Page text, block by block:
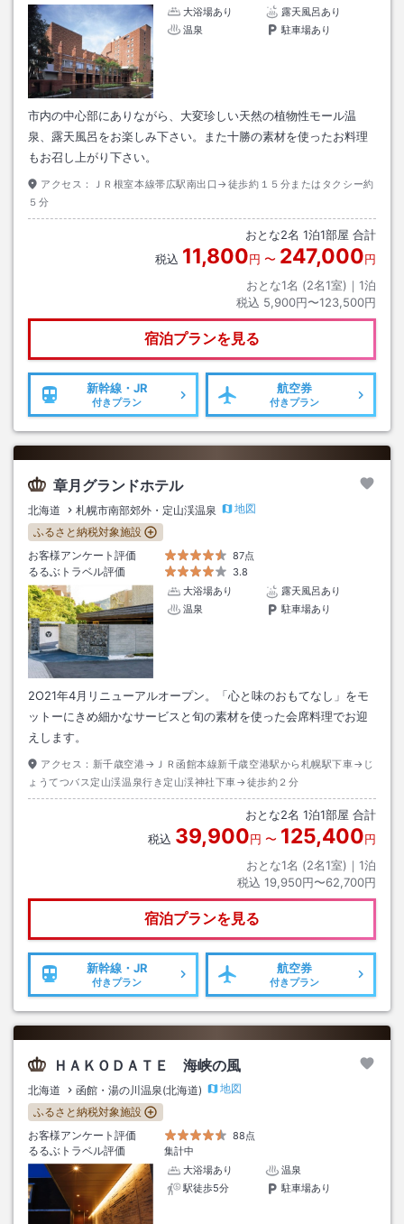
大浴場あり
露天風呂あり
温泉
駐車場あり
市内の中心部にありながら、大変珍しい天然の植物性モール温
泉、露天風呂をお楽しみ下さい。また十勝の素材を使ったお料理
もお召し上がり下さい。
アクセス：
ＪＲ根室本線帯広駅南出口→徒歩約１５分またはタクシー約
５分
おとな2名 1泊1部屋 合計
税込 11,800円 〜 247,000円
おとな1名 (2名1室)｜ 1泊
税込 5,900円〜123,500円
宿泊プランを見る
新幹線・JR
付きプラン
航空券
付きプラン
章月グランドホテル
北海道 札幌市南部郊外・定山渓温泉
地図
ふるさと納税対象施設
お客様アンケート評価
87点
るるぶトラベル評価
3.8
大浴場あり
露天風呂あり
温泉
駐車場あり
2O21年4月リニューアルオープン。「心と味のおもてなし」をモ
ットーにきめ細かなサービスと旬の素材を使った会席料理でお迎
えします。
アクセス： 新千歳空港→ＪＲ函館本線新千歳空港駅から札幌駅下車→じ
ょうてつバス定山渓温泉行き定山渓神社下車→徒歩約２分
おとな2名 1泊1部屋 合計
税込 39,900円 〜 125,400円
おとな1名 (2名1室)｜ 1泊
税込 19,950円〜62,700円
宿泊プランを見る
新幹線・JR
付きプラン
航空券
付きプラン
ＨＡＫＯＤＡＴＥ 海峡の風
北海道 函館・湯の川温泉(北海道)
地図
ふるさと納税対象施設
お客様アンケート評価
88点
るるぶトラベル評価
集計中
大浴場あり
温泉
駅徒歩5分
駐車場あり